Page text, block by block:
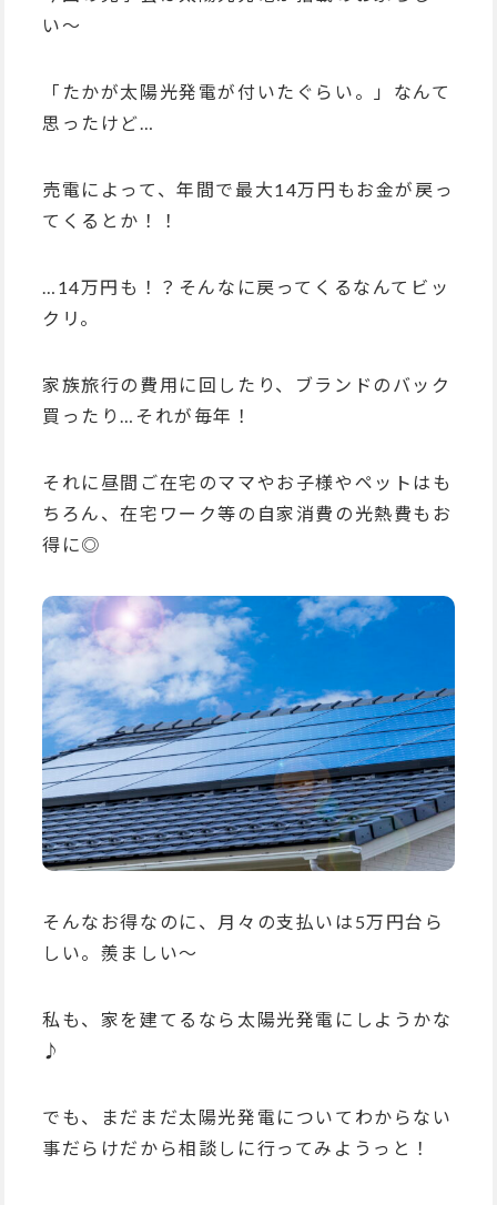
い〜
「たかが太陽光発電が付いたぐらい。」なんて
思ったけど…
売電によって、年間で最大14万円もお金が戻っ
てくるとか！！
…14万円も！？そんなに戻ってくるなんてビッ
クリ。
家族旅行の費用に回したり、ブランドのバック
買ったり…それが毎年！
それに昼間ご在宅のママやお子様やペットはも
ちろん、在宅ワーク等の自家消費の光熱費もお
得に◎
そんなお得なのに、月々の支払いは5万円台ら
しい。羨ましい〜
私も、家を建てるなら太陽光発電にしようかな
♪
でも、まだまだ太陽光発電についてわからない
事だらけだから相談しに行ってみようっと！